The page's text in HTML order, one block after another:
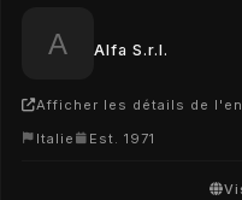
Alfa S.r.l.
Afficher les détails de
Italie
Est. 1971